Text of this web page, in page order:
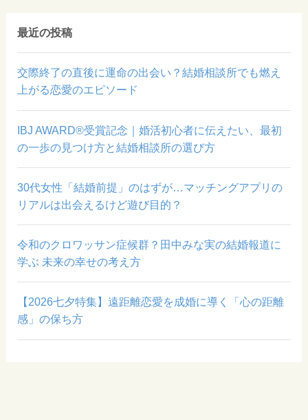
最近の投稿
交際終了の直後に運命の出会い？結婚相談所でも燃え
上がる恋愛のエピソード
IBJ AWARD®受賞記念｜婚活初心者に伝えたい、最初
の一歩の見つけ方と結婚相談所の選び方
30代女性「結婚前提」のはずが…マッチングアプリの
リアルは出会えるけど遊び目的？
令和のクロワッサン症候群？田中みな実の結婚報道に
学ぶ 未来の幸せの考え方
【2026七夕特集】遠距離恋愛を成婚に導く「心の距離
感」の保ち方